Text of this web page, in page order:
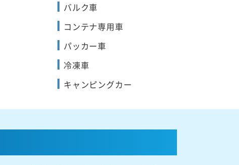
バルク車
コンテナ専用車
パッカー車
冷凍車
キャンピングカー